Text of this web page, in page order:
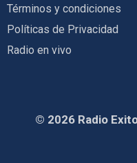
Términos y condiciones
Políticas de Privacidad
Radio en vivo
© 2026 Radio